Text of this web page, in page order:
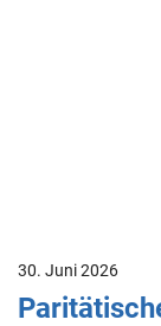
30. Juni 2026